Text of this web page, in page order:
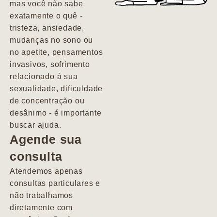
mas você não sabe
exatamente o quê -
tristeza, ansiedade,
mudanças no sono ou
no apetite, pensamentos
invasivos, sofrimento
relacionado à sua
sexualidade, dificuldade
de concentração ou
desânimo - é importante
buscar ajuda.
Agende sua
consulta
Atendemos apenas
consultas particulares e
não trabalhamos
diretamente com